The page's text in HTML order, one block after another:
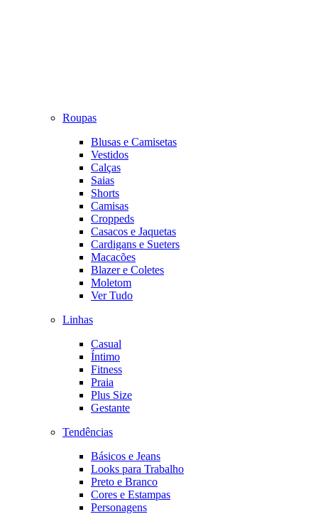
Roupas
Blusas e Camisetas
Vestidos
Calças
Saias
Shorts
Camisas
Croppeds
Casacos e Jaquetas
Cardigans e Sueters
Macacões
Blazer e Coletes
Moletom
Ver Tudo
Linhas
Casual
Íntimo
Fitness
Praia
Plus Size
Gestante
Tendências
Básicos e Jeans
Looks para Trabalho
Preto e Branco
Cores e Estampas
Personagens